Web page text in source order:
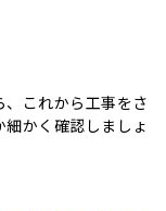
これから工事をさ
かく確認しましょ